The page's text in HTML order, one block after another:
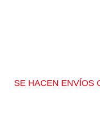
SE HACEN ENVÍOS